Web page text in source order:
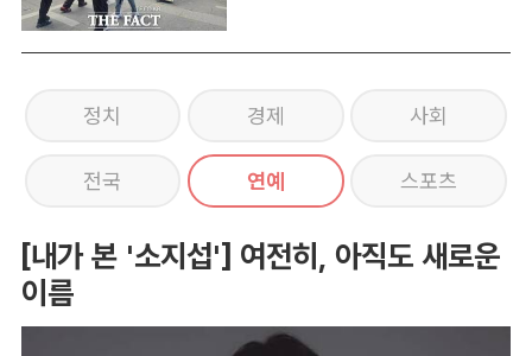
정치 경제 사회
전국 연예 스포츠
[내가 본 '소지섭'] 여전히, 아직도 새로운
이름